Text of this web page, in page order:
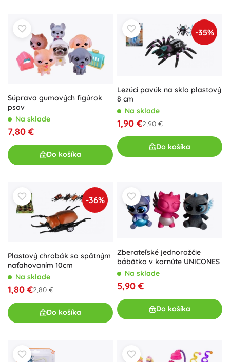
Súprava gumových figúrok
psov
Na sklade
7,80 €
Do košíka
-35%
Lezúci pavúk na sklo plastový
8 cm
Na sklade
1,90 €2,90 €
Do košíka
-36%
Plastový chrobák so spätným
naťahovaním 10cm
Na sklade
1,80 €2,80 €
Do košíka
Zberateľské jednorožčie
bábätko v kornúte UNICONES
Na sklade
5,90 €
Do košíka